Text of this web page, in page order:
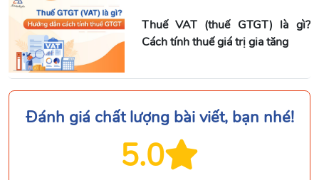
Thuế VAT (thuế GTGT) là gì?
Cách tính thuế giá trị gia tăng
Đánh giá chất lượng bài viết, bạn nhé!
5.0